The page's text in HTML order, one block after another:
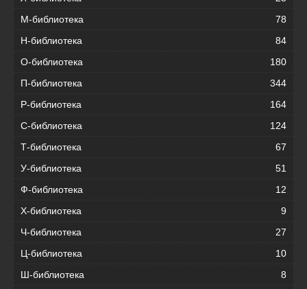
М-библиотека
78
Н-библиотека
84
О-библиотека
180
П-библиотека
344
Р-библиотека
164
С-библиотека
124
Т-библиотека
67
У-библиотека
51
Ф-библиотека
12
Х-библиотека
9
Ч-библиотека
27
Ц-библиотека
10
Ш-библиотека
8